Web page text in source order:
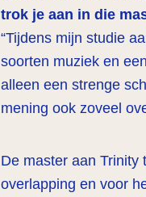
trok je aan in die
“Tijdens mijn studie
soorten muziek en
alleen een strenge
mening ook zoveel
De master aan Trinity
overlapping en voor